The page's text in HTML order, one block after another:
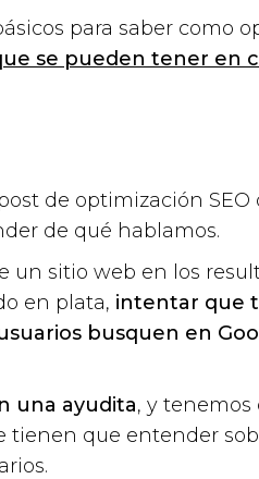
para saber como
se pueden tener en
de optimización SEO
de qué hablamos.
un sitio web en los
en plata, intentar que
busquen en
una ayudita, y
tienen que entender